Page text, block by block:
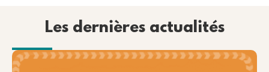
Les dernières actualités